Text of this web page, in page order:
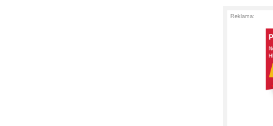
Reklama: